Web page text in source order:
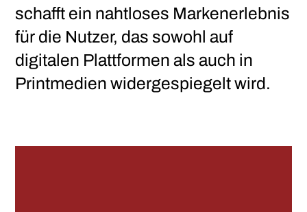
schafft ein nahtloses Markenerlebnis
für die Nutzer, das sowohl auf
digitalen Plattformen als auch in
Printmedien widergespiegelt wird.